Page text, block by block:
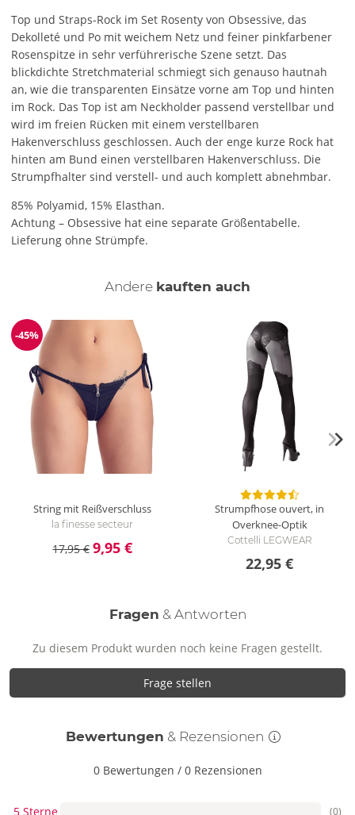
Top und Straps-Rock im Set Rosenty von Obsessive, das
Dekolleté und Po mit weichem Netz und feiner pinkfarbener
Rosenspitze in sehr verführerische Szene setzt. Das
blickdichte Stretchmaterial schmiegt sich genauso hautnah
an, wie die transparenten Einsätze vorne am Top und hinten
im Rock. Das Top ist am Neckholder passend verstellbar und
wird im freien Rücken mit einem verstellbaren
Hakenverschluss geschlossen. Auch der enge kurze Rock hat
hinten am Bund einen verstellbaren Hakenverschluss. Die
Strumpfhalter sind verstell- und auch komplett abnehmbar.
85% Polyamid, 15% Elasthan.
Achtung – Obsessive hat eine separate Größentabelle.
Lieferung ohne Strümpfe.
Andere kauften auch
Reduzierung
-45%
String mit Reißverschluss
la finesse secteur
17,95 € 9,95 €
Strumpfhose ouvert, in
Overknee-Optik
Cottelli LEGWEAR
22,95 €
Fragen & Antworten
Zu diesem Produkt wurden noch keine Fragen gestellt.
Frage stellen
Bewertungen & Rezensionen
0 Bewertungen / 0 Rezensionen
5 Sterne (0)